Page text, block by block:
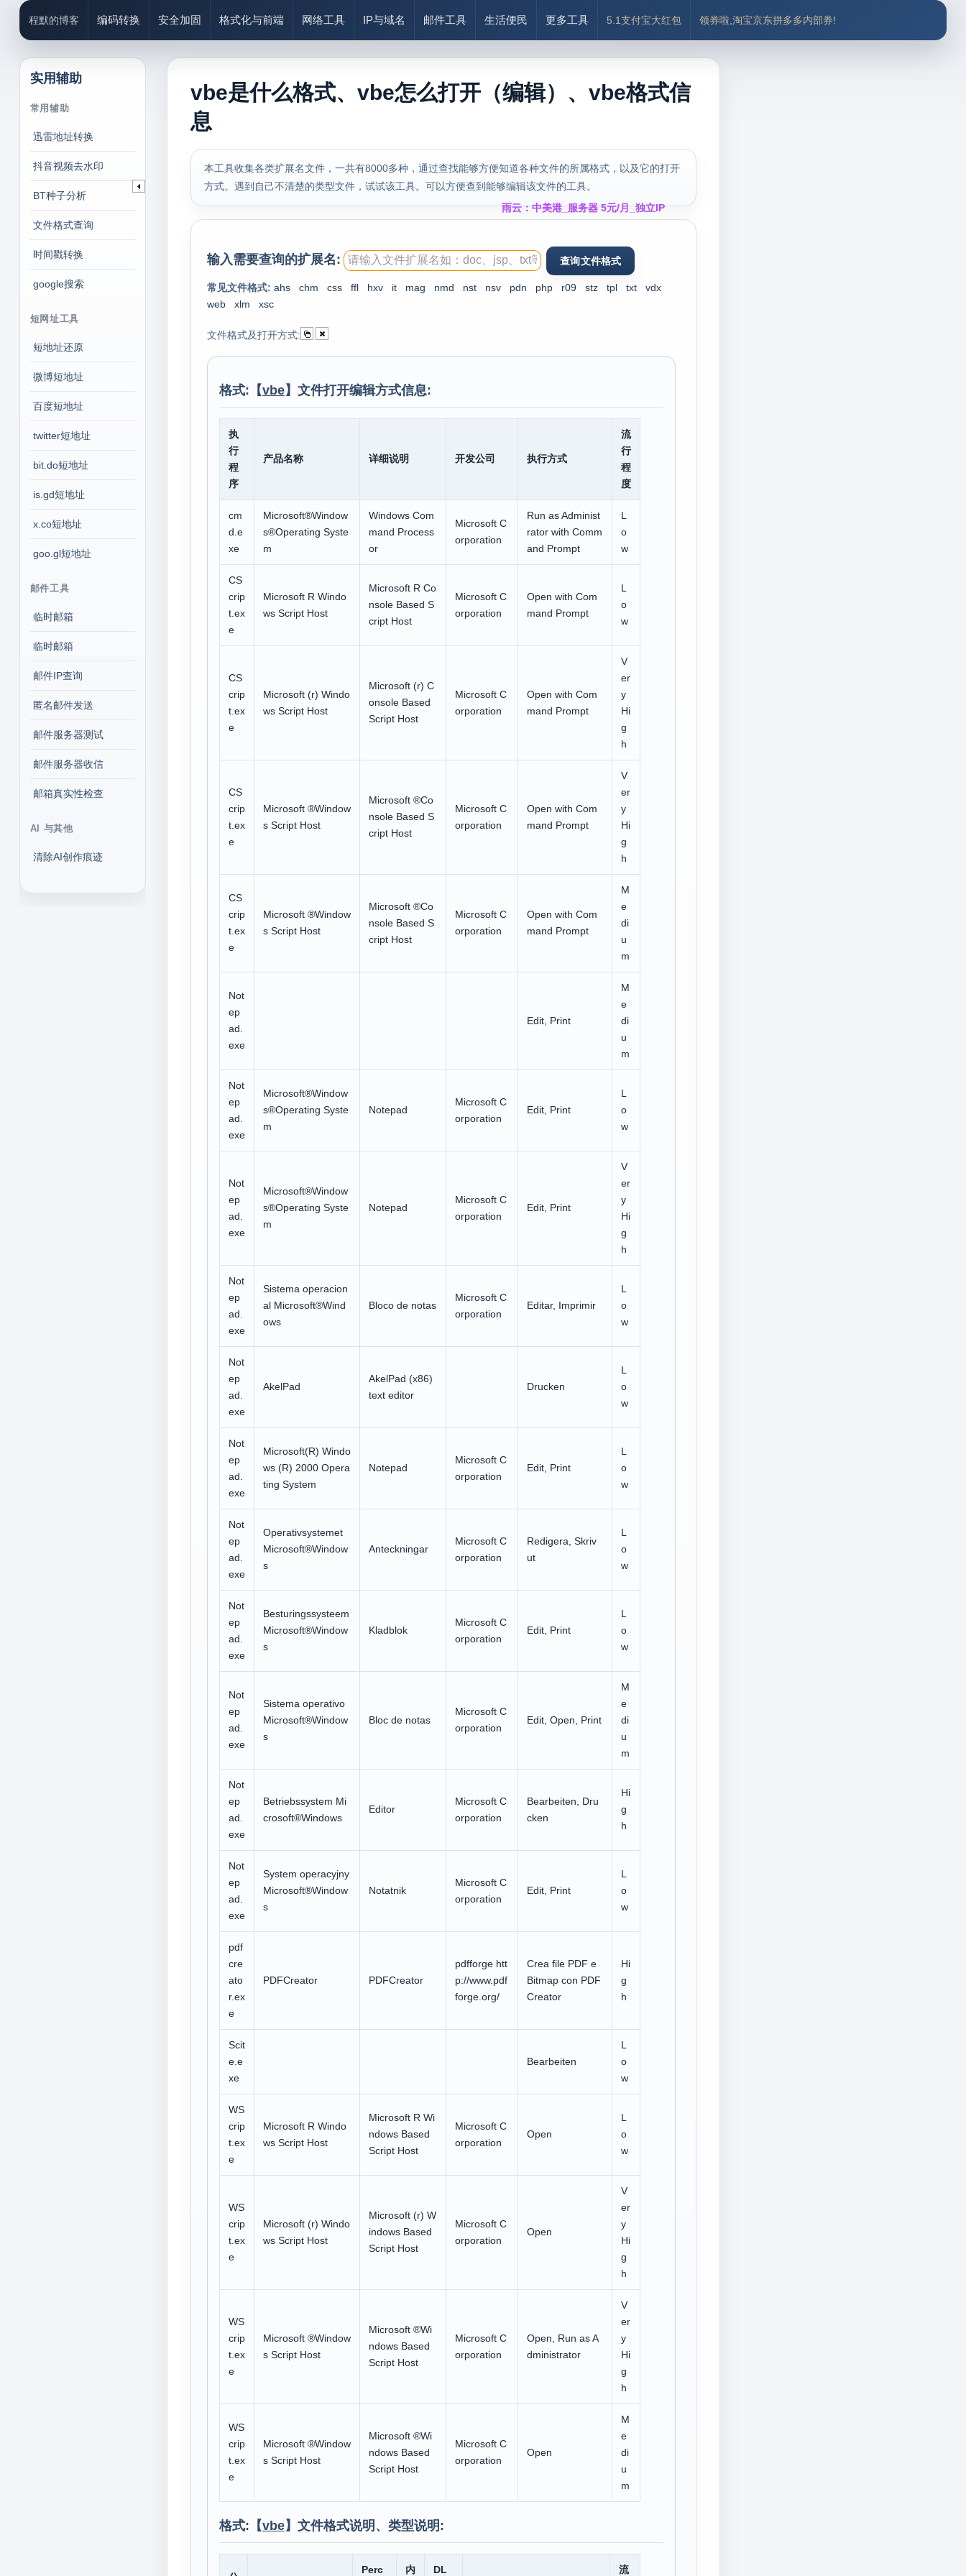
程默的博客 编码转换 安全加固 格式化与前端 网络工具 IP与域名 邮件工具 生活便民 更多工具 5.1支付宝大红包 领券啦,淘宝京东拼多多内部券!
实用辅助
常用辅助
迅雷地址转换
抖音视频去水印
BT种子分析
文件格式查询
时间戳转换
google搜索
短网址工具
短地址还原
微博短地址
百度短地址
twitter短地址
bit.do短地址
is.gd短地址
x.co短地址
goo.gl短地址
邮件工具
临时邮箱
临时邮箱
邮件IP查询
匿名邮件发送
邮件服务器测试
邮件服务器收信
邮箱真实性检查
AI 与其他
清除AI创作痕迹
vbe是什么格式、vbe怎么打开（编辑）、vbe格式信
息
本工具收集各类扩展名文件，一共有8000多种，通过查找能够方便知道各种文件的所属格式，以及它的打开
方式。遇到自己不清楚的类型文件，试试该工具。可以方便查到能够编辑该文件的工具。
雨云：中美港_服务器 5元/月_独立IP
输入需要查询的扩展名:
常见文件格式: ahs chm css ffl hxv it mag nmd nst nsv pdn php r09 stz tpl txt
vdx
web
xlm xsc
文件格式及打开方式:
格式:【vbe】文件打开编辑方式信息:
执
行
程
序
产品名称 详细说明 开发公司 执行方式
流
行
程
度
cm
d.e
xe
Microsoft®Window
s®Operating Syste
m
Windows Com
mand Process
or
Microsoft C
orporation
Run as Administ
rator with Comm
and Prompt
L
o
w
CS
crip
t.ex
e
Microsoft R Windo
ws Script Host
Microsoft R Co
nsole Based S
cript Host
Microsoft C
orporation
Open with Com
mand Prompt
L
o
w
CS
crip
t.ex
e
Microsoft (r) Windo
ws Script Host
Microsoft (r) C
onsole Based
Script Host
Microsoft C
orporation
Open with Com
mand Prompt
V
er
y
Hi
g
h
CS
crip
t.ex
e
Microsoft ®Window
s Script Host
Microsoft ®Co
nsole Based S
cript Host
Microsoft C
orporation
Open with Com
mand Prompt
V
er
y
Hi
g
h
CS
crip
t.ex
e
Microsoft ®Window
s Script Host
Microsoft ®Co
nsole Based S
cript Host
Microsoft C
orporation
Open with Com
mand Prompt
M
e
di
u
m
Not
ep
ad.
exe
Edit, Print
M
e
di
u
m
Not
ep
ad.
exe
Microsoft®Window
s®Operating Syste
m
Notepad
Microsoft C
orporation
Edit, Print
L
o
w
Not
ep
ad.
exe
Microsoft®Window
s®Operating Syste
m
Notepad
Microsoft C
orporation
Edit, Print
V
er
y
Hi
g
h
Not
ep
ad.
exe
Sistema operacion
al Microsoft®Wind
ows
Bloco de notas
Microsoft C
orporation
Editar, Imprimir
L
o
w
Not
ep
ad.
exe
AkelPad
AkelPad (x86)
text editor
Drucken
L
o
w
Not
ep
ad.
exe
Microsoft(R) Windo
ws (R) 2000 Opera
ting System
Notepad
Microsoft C
orporation
Edit, Print
L
o
w
Not
ep
ad.
exe
Operativsystemet
Microsoft®Window
s
Anteckningar
Microsoft C
orporation
Redigera, Skriv
ut
L
o
w
Not
ep
ad.
exe
Besturingssysteem
Microsoft®Window
s
Kladblok
Microsoft C
orporation
Edit, Print
L
o
w
Not
ep
ad.
exe
Sistema operativo
Microsoft®Window
s
Bloc de notas
Microsoft C
orporation
Edit, Open, Print
M
e
di
u
m
Not
ep
ad.
exe
Betriebssystem Mi
crosoft®Windows
Editor
Microsoft C
orporation
Bearbeiten, Dru
cken
Hi
g
h
Not
ep
ad.
exe
System operacyjny
Microsoft®Window
s
Notatnik
Microsoft C
orporation
Edit, Print
L
o
w
pdf
cre
ato
r.ex
e
PDFCreator PDFCreator
pdfforge htt
p://www.pdf
forge.org/
Crea file PDF e
Bitmap con PDF
Creator
Hi
g
h
Scit
e.e
xe
Bearbeiten
L
o
w
WS
crip
t.ex
e
Microsoft R Windo
ws Script Host
Microsoft R Wi
ndows Based
Script Host
Microsoft C
orporation
Open
L
o
w
WS
crip
t.ex
e
Microsoft (r) Windo
ws Script Host
Microsoft (r) W
indows Based
Script Host
Microsoft C
orporation
Open
V
er
y
Hi
g
h
WS
crip
t.ex
e
Microsoft ®Window
s Script Host
Microsoft ®Wi
ndows Based
Script Host
Microsoft C
orporation
Open, Run as A
dministrator
V
er
y
Hi
g
h
WS
crip
t.ex
e
Microsoft ®Window
s Script Host
Microsoft ®Wi
ndows Based
Script Host
Microsoft C
orporation
Open
M
e
di
u
m
格式:【vbe】文件格式说明、类型说明:
Perc 内 DL 流